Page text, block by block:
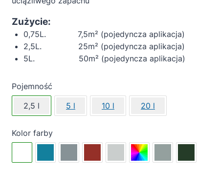
Zużycie:
0,75L. 7,5m² (pojedyncza aplikacja)
2,5L. 25m² (pojedyncza aplikacja)
5L. 50m² (pojedyncza aplikacja)
Pojemność
2,5 l
5 l 10 l 20 l
Kolor farby